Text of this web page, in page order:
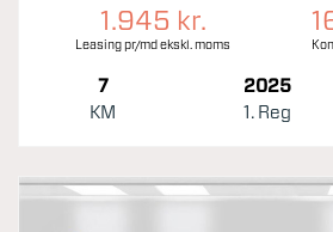
1.945 kr.
Leasing pr/md ekskl. moms
7
KM
2025
1. Reg